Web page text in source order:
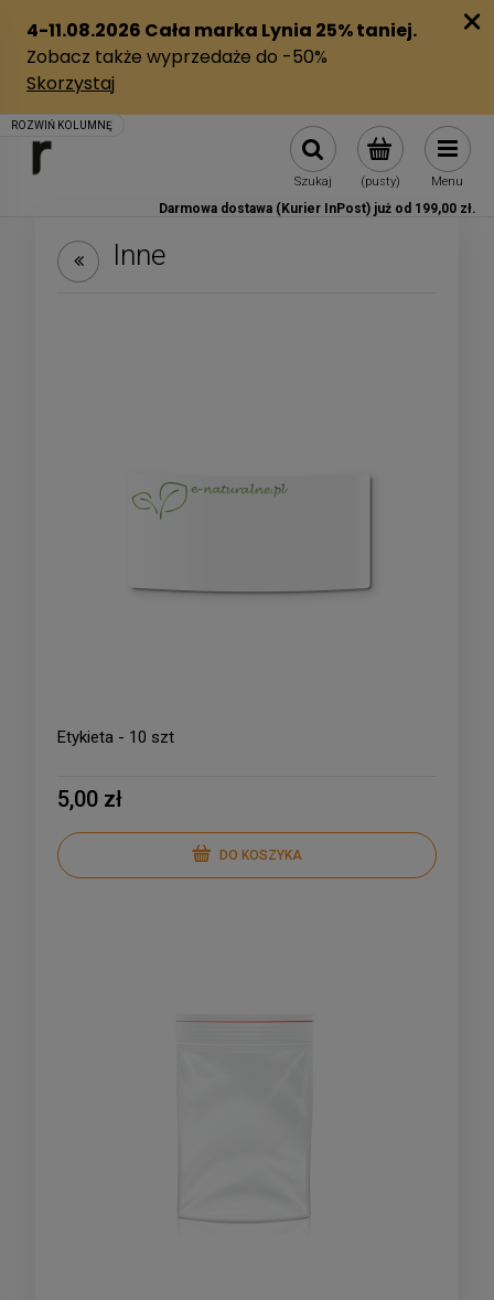
(pusty)
Szukaj Menu
Darmowa dostawa (Kurier InPost) już od 199,00 zł.
Inne
Etykieta - 10 szt
5,00 zł
DO KOSZYKA